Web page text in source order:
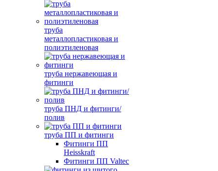
труба
металлопластиковая и
полиэтиленовая
труба нержавеющая и
фитинги
труба ПНД и фитинги/
полив
труба ПП и фитинги
Фитинги ПП
Heisskraft
Фитинги ПП Valtec